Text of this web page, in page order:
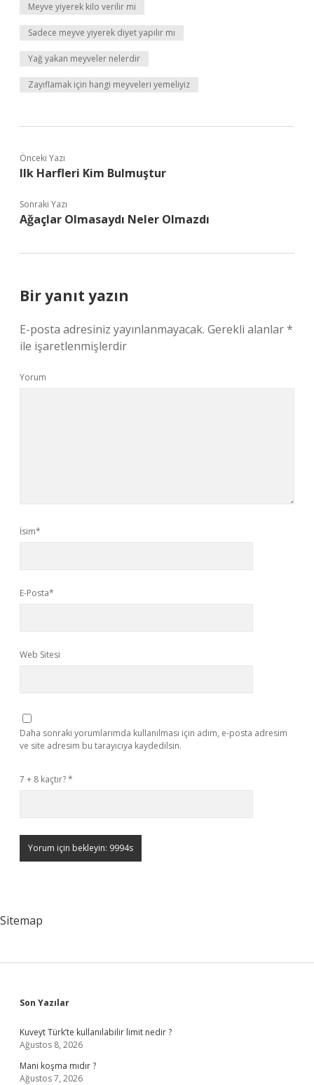
Meyve yiyerek kilo verilir mi
Sadece meyve yiyerek diyet yapılır mı
Yağ yakan meyveler nelerdir
Zayıflamak için hangi meyveleri yemeliyiz
Önceki Yazı
Ilk Harfleri Kim Bulmuştur
Sonraki Yazı
Ağaçlar Olmasaydı Neler Olmazdı
Bir yanıt yazın
E-posta adresiniz yayınlanmayacak. Gerekli alanlar*
ile işaretlenmişlerdir
Yorum
İsim*
E-Posta*
Web Sitesi
Daha sonraki yorumlarımda kullanılması için adım, e-posta adresim
ve site adresim bu tarayıcıya kaydedilsin.
7 + 8 kaçtır?*
Sitemap
Sidebar
Son Yazılar
Kuveyt Türk’te kullanılabilir limit nedir ?
Ağustos 8, 2026
Mani koşma mıdır ?
Ağustos 7, 2026